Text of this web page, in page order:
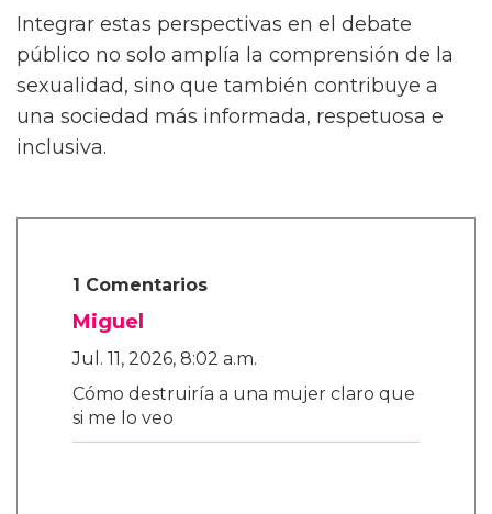
Integrar estas perspectivas en el debate
público no solo amplía la comprensión de la
sexualidad, sino que también contribuye a
una sociedad más informada, respetuosa e
inclusiva.
1 Comentarios
Miguel
Jul. 11, 2026, 8:02 a.m.
Cómo destruiría a una mujer claro que
si me lo veo